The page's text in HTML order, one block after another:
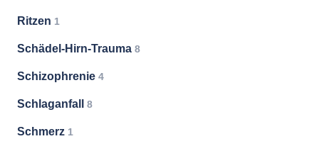
Ritzen 1
Schädel-Hirn-Trauma 8
Schizophrenie 4
Schlaganfall 8
Schmerz 1